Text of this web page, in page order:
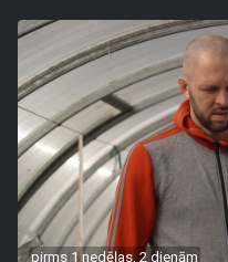
pirms 1 nedēļas, 2 dienām